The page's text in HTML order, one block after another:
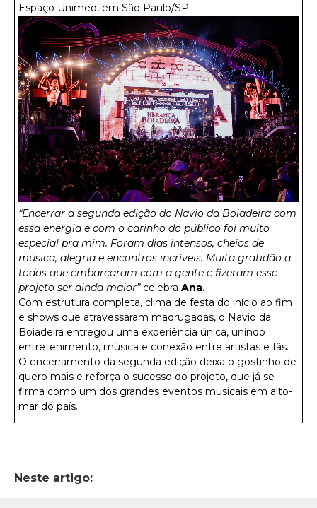
Espaço Unimed, em São Paulo/SP.
“Encerrar a segunda edição do Navio da Boiadeira com
essa energia e com o carinho do público foi muito
especial pra mim. Foram dias intensos, cheios de
música, alegria e encontros incríveis. Muita gratidão a
todos que embarcaram com a gente e fizeram esse
projeto ser ainda maior”celebra Ana.
Com estrutura completa, clima de festa do início ao fim
e shows que atravessaram madrugadas, o Navio da
Boiadeira entregou uma experiência única, unindo
entretenimento, música e conexão entre artistas e fãs.
O encerramento da segunda edição deixa o gostinho de
quero mais e reforça o sucesso do projeto, que já se
firma como um dos grandes eventos musicais em alto-
mar do país.
Neste artigo: